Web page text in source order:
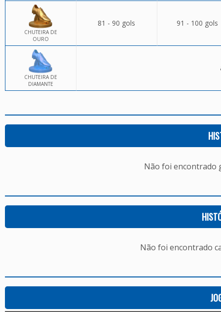
CHUTEIRA DE
OURO
81 - 90 gols 91 - 100 gols
CHUTEIRA DE
DIAMANTE
Não foi encontrado
Não foi encontrado